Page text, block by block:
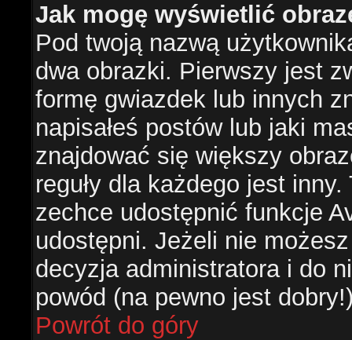
Jak mogę wyświetlić
Pod twoją nazwą
dwa obrazki. Pierwszy jest
formę gwiazdek lub innych
napisałeś postów lub jaki
znajdować się większy
reguły dla każdego jest
zechce udostępnić funkcje
udostępni. Jeżeli nie
decyzja administratora i do
powód (na pewno jest
Powrót do góry